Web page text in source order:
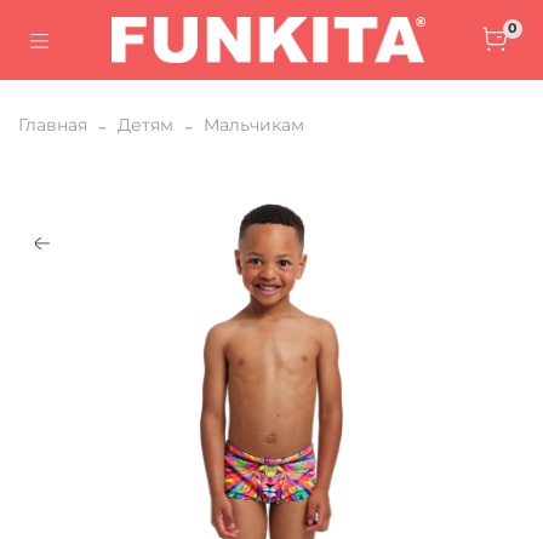
0
Главная Детям Мальчикам